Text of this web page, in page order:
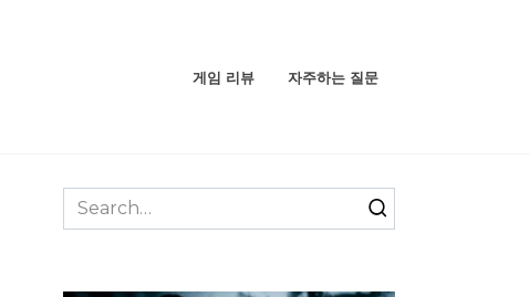
게임 리뷰 자주하는 질문
Search
for: